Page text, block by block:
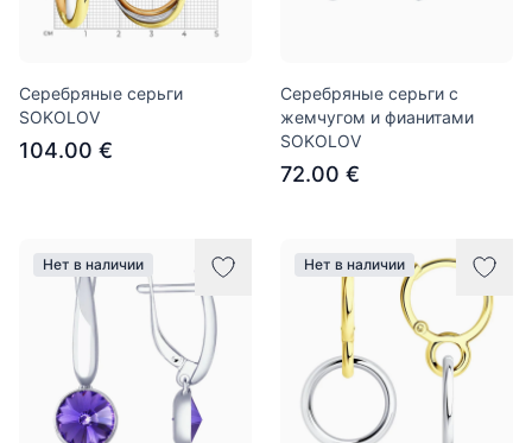
Серебряные серьги
SOKOLOV
104.00 €
Серебряные серьги с
жемчугом и фианитами
SOKOLOV
72.00 €
Нет в наличии Нет в наличии